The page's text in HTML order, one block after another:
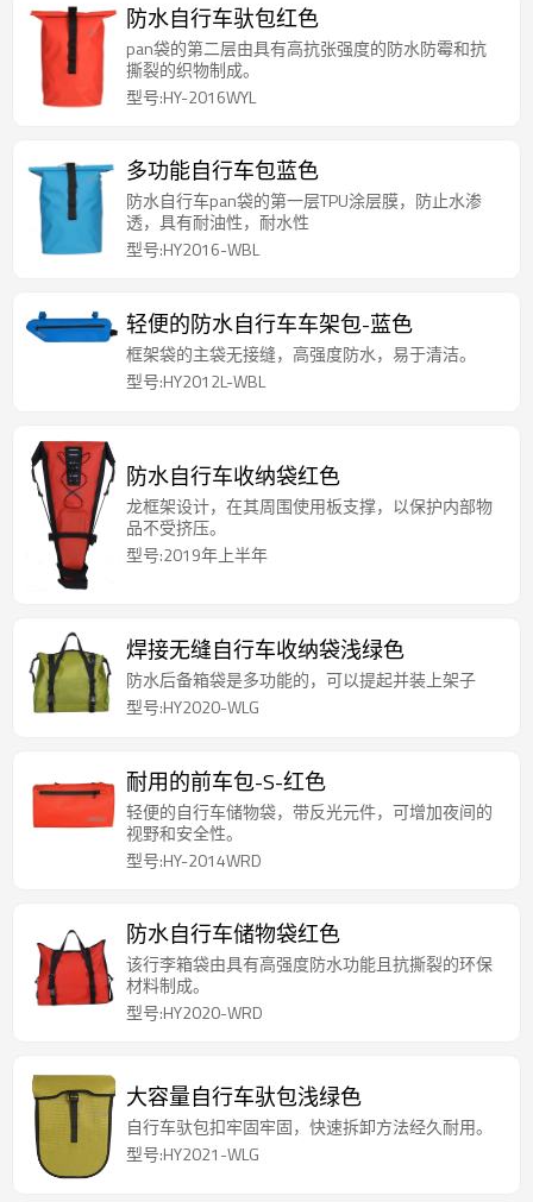
防水自行车驮包红色
pan袋的第二层由具有高抗张强度的防水防霉和抗
撕裂的织物制成。
型号:HY-2016WYL
多功能自行车包蓝色
防水自行车pan袋的第一层TPU涂层膜，防止水渗
透，具有耐油性，耐水性
型号:HY2016-WBL
轻便的防水自行车车架包-蓝色
框架袋的主袋无接缝，高强度防水，易于清洁。
型号:HY2012L-WBL
防水自行车收纳袋红色
龙框架设计，在其周围使用板支撑，以保护内部物
品不受挤压。
型号:2019年上半年
焊接无缝自行车收纳袋浅绿色
防水后备箱袋是多功能的，可以提起并装上架子
型号:HY2020-WLG
耐用的前车包-S-红色
轻便的自行车储物袋，带反光元件，可增加夜间的
视野和安全性。
型号:HY-2014WRD
防水自行车储物袋红色
该行李箱袋由具有高强度防水功能且抗撕裂的环保
材料制成。
型号:HY2020-WRD
大容量自行车驮包浅绿色
自行车驮包扣牢固牢固，快速拆卸方法经久耐用。
型号:HY2021-WLG